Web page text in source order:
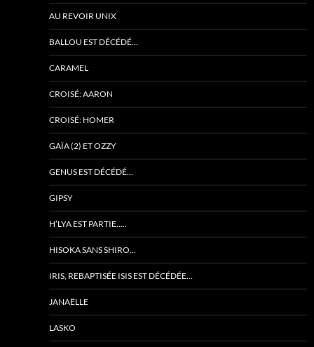
AU REVOIR UNIX
BALLOU EST DÉCÉDÉ…
CARAMEL
CROISÉ: AARON
CROISÉ: HOMER
GAÏA (2) ET OZZY
GENUS EST DÉCÉDÉ…
GIPSY
H’LYA EST PARTIE…..
HISOKA SANS SHIRO…
IRIS, REBAPTISÉE ISIS EST DÉCÉDÉE…
JANAËLLE
LASKO